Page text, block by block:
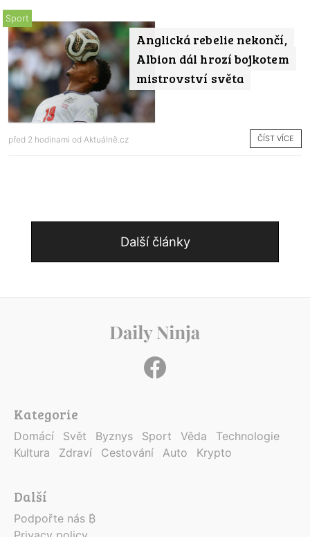
Anglická rebelie nekončí,
Albion dál hrozí bojkotem
mistrovství světa
Sport
před 2 hodinami od Aktuálně.cz ČÍST VÍCE
Další články
Kategorie
Domácí Svět Byznys Sport Věda
Technologie
Kultura
Zdraví Cestování Auto Krypto
Další
Podpořte nás ₿